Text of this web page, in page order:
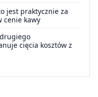
jest praktycznie za
cenie kawy
cięcia kosztów z